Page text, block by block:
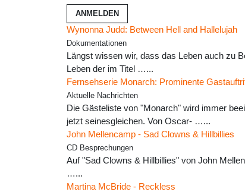
ANMELDEN
Wynonna Judd: Between Hell and Hallelujah
Dokumentationen
Längst wissen wir, dass das Leben auch zu
Leben der im Titel …...
Fernsehserie Monarch: Prominente
Aktuelle Nachrichten
Die Gästeliste von "Monarch" wird immer
jetzt seinesgleichen. Von Oscar- …...
John Mellencamp - Sad Clowns & Hillbillies
CD Besprechungen
Auf "Sad Clowns & Hillbillies" von John
…...
Martina McBride - Reckless